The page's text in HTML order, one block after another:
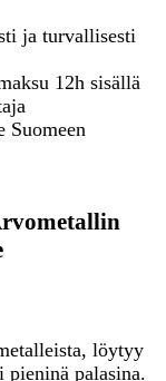
ja turvallisesti
12h sisällä
Suomeen
löytyy
pieninä palasina.